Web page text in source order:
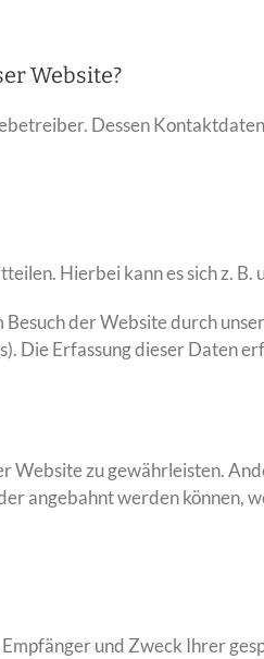
Website?
Dessen
Hierbei kann es sich z.
der Website durch
Die Erfassung dieser Daten
zu gewährleisten.
angebahnt werden
und Zweck Ihrer